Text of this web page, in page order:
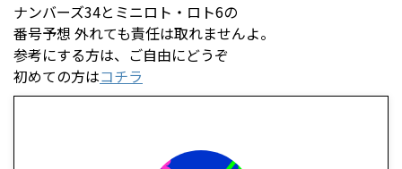
ナンバーズ34とミニロト・ロト6の
番号予想 外れても責任は取れませんよ。
参考にする方は、ご自由にどうぞ
初めての方はコチラ